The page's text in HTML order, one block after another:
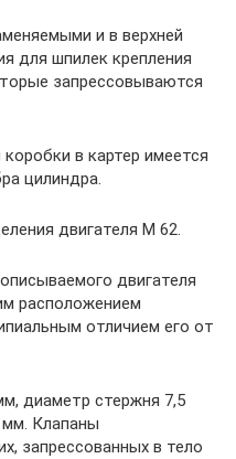
и в верхней
для шпилек крепления
запрессовываются
в картер имеется
цилиндра.
двигателя М 62.
двигателя
расположением
отличием его от
диаметр стержня 7,5
Клапаны
запрессованных в тело